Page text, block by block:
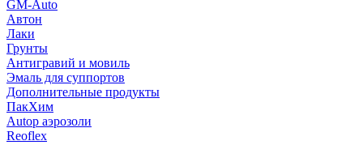
GM-Auto
Автон
Лаки
Грунты
Антигравий и мовиль
Эмаль для суппортов
Дополнительные продукты
ПакХим
Autop аэрозоли
Reoflex